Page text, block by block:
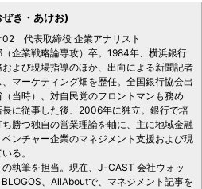
き・あけお)
02 代表取締役 企業アナリスト
企業戦略論専攻）卒。1984年、横浜銀行
よび現場指導のほか、出向による新聞記者
マーケティング畑を歴任。全国銀行協会出
当時）、対自民党のフロントマンも務め
に従事した後、2006年に独立。銀行で培
勝つ独自の営業理論を軸に、主に地域金融
ンチャー企業のマネジメント支援および現
る。
の執筆を担当。現在、J-CAST 会社ウォッ
、AllAboutで、マネジメント記事を